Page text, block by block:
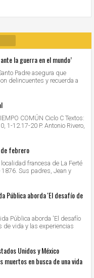
la guerra en el mundo’
Padre asegura que
delincuentes y recuerda a
COMÚN Ciclo C Textos:
1-12.17-20 P. Antonio Rivero,
febrero
francesa de La Ferté
Sus padres, Jean y
Pública aborda 'El desafío de
Pública aborda 'El desafío
de vida y las experiencias
Unidos y México
en busca de una vida